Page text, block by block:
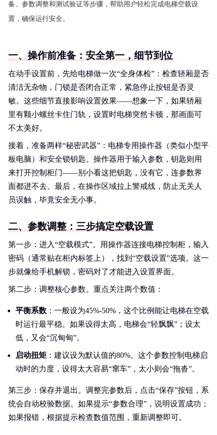
备、参数调整和测试验证等步骤，帮助用户轻松完成电梯空载设
置，确保运行安全。
一、操作前准备：安全第一，细节到位
在动手设置前，先给电梯做一次“全身体检”：检查轿厢是否
清洁无杂物，门锁是否闭合正常，紧急停止按钮是否灵
敏。这些细节直接影响设置效果——想象一下，如果轿厢
里有颗小螺丝卡住门轨，设置时电梯突然卡顿，那画面可
不太美好。
接着，准备两样“秘密武器”：电梯专用操作器（类似小型平
板电脑）和安全锁钥匙。操作器用于输入参数，钥匙则用
来打开控制柜门——别小看这把钥匙，没有它，连参数界
面都进不去。最后，在操作区域拉上警戒线，防止无关人
员误触，毕竟安全无小事。
二、参数调整：三步搞定空载设置
第一步：进入“空载模式”。用操作器连接电梯控制柜，输入
密码（通常贴在柜内标签上），找到“空载设置”选项。这一
步就像给手机解锁，密码对了才能进入设置界面。
第二步：调整核心参数。重点关注两个数值：
平衡系数 ：一般设为45%-50%，这个比例能让电梯在空载
时运行最平稳。如果设得太高，电梯会“轻飘飘”；设太
低，又会“沉甸甸”。
启动扭矩 ：建议设为默认值的80%。这个参数控制电梯启
动时的力度，设得太大容易“窜车”，太小则会“拖沓”。
第三步：保存并退出。调整完参数后，点击“保存”按钮，系
统会自动校验数据。如果提示“参数合理”，说明设置成功；
如果报错，根据提示检查数值范围，重新调整即可。